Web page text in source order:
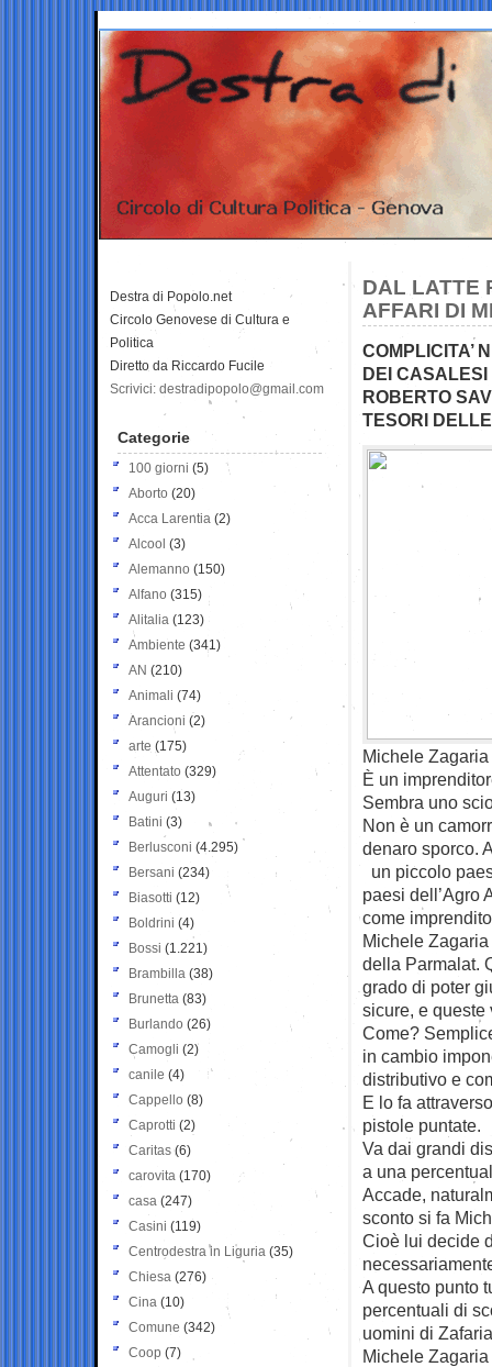
DAL LATTE
AFFARI DI
COMPLICITA’
DEI CASALESI
ROBERTO
TESORI
Michele
È un
Sembra uno
Non è un
denaro sporco.
un piccolo
paesi dell’Agro
come
Michele
della Parmalat.
grado di poter
sicure, e
Come?
in cambio
distributivo e
E lo fa
pistole puntate.
Va dai grandi
a una
Accade,
sconto si fa
Cioè lui decide
A questo punto
percentuali di
uomini di
Michele
Destra di Popolo.net
Circolo Genovese di Cultura e
Politica
Diretto da Riccardo Fucile
Scrivici: destradipopolo@gmail.com
Categorie
100 giorni (5)
Aborto (20)
Acca Larentia (2)
Alcool (3)
Alemanno (150)
Alfano (315)
Alitalia (123)
Ambiente (341)
AN (210)
Animali (74)
Arancioni (2)
arte (175)
Attentato (329)
Auguri (13)
Batini (3)
Berlusconi (4.295)
Bersani (234)
Biasotti (12)
Boldrini (4)
Bossi (1.221)
Brambilla (38)
Brunetta (83)
Burlando (26)
Camogli (2)
canile (4)
Cappello (8)
Caprotti (2)
Caritas (6)
carovita (170)
casa (247)
Casini (119)
Centrodestra in Liguria (35)
Chiesa (276)
Cina (10)
Comune (342)
Coop (7)